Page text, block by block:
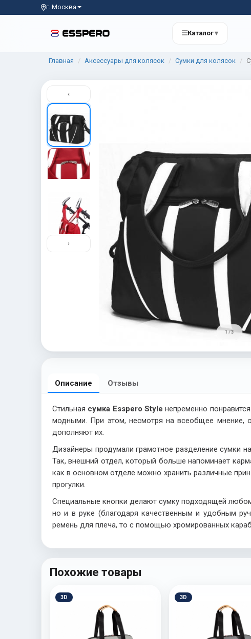
г. Москва
Каталог▾
Главная Аксессуары для колясок Сумки для колясок
‹
›
1 / 3
Описание Отзывы
Стильная сумка Esspero Style непременно
модными. При этом, несмотря на всеобщее мнение,
дополняют их.
Дизайнеры продумали грамотное разделение сумки
Так, внешний отдел, который больше напоминает
как в основном отделе можно хранить различные
прогулки.
Специальные кнопки делают сумку подходящей
но и в руке (благодаря качественным и удобным
ремень для плеча, то с помощью хромированных
Похожие товары
3D 3D